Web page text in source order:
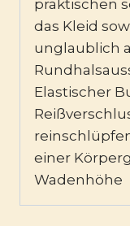
praktischen
das Kleid
unglaublich
Elastischer
einer
Wadenhöhe